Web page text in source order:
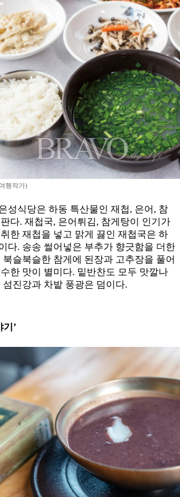
행작가)
성식당은 하동 특산물인 재첩, 은어, 참
다. 재첩국, 은어튀김, 참게탕이 인기가
한 재첩을 넣고 맑게 끓인 재첩국은 하
다. 송송 썰어넣은 부추가 향긋함을 더한
슬북슬한 참게에 된장과 고추장을 풀어
한 맛이 별미다. 밑반찬도 모두 맛깔나
진강과 차밭 풍광은 덤이다.
기’